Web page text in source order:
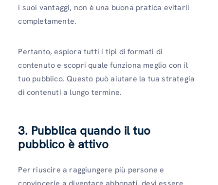
i suoi vantaggi, non è una buona pratica evitarli
completamente.
Pertanto, esplora tutti i tipi di formati di
contenuto e scopri quale funziona meglio con il
tuo pubblico. Questo può aiutare la tua strategia
di contenuti a lungo termine.
3. Pubblica quando il tuo
pubblico è attivo
Per riuscire a raggiungere più persone e